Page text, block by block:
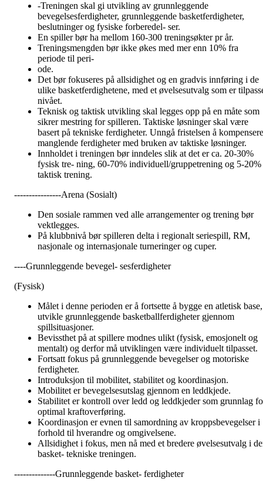
-Treningen skal gi utvikling av grunnleggende
bevegelsesferdigheter, grunnleggende basketferdigheter,
beslutninger og fysiske forberedel- ser.
En spiller bør ha mellom 160-300 treningsøkter pr år.
Treningsmengden bør ikke økes med mer enn 10% fra
periode til peri-
ode.
Det bør fokuseres på allsidighet og en gradvis innføring i de
ulike basketferdighetene, med et øvelsesutvalg som er
nivået.
Teknisk og taktisk utvikling skal legges opp på en måte som
sikrer mestring for spilleren. Taktiske løsninger skal være
basert på tekniske ferdigheter. Unngå fristelsen å kompensere
manglende ferdigheter med bruken av taktiske løsninger.
Innholdet i treningen bør inndeles slik at det er ca. 20-30%
fysisk tre- ning, 60-70% individuell/gruppetrening og 5-20%
taktisk trening.
----------------Arena (Sosialt)
Den sosiale rammen ved alle arrangementer og trening bør
vektlegges.
På klubbnivå bør spilleren delta i regionalt seriespill, RM,
nasjonale og internasjonale turneringer og cuper.
----Grunnleggende bevegel- sesferdigheter
(Fysisk)
Målet i denne perioden er å fortsette å bygge en atletisk base,
utvikle grunnleggende basketballferdigheter gjennom
spillsituasjoner.
Bevissthet på at spillere modnes ulikt (fysisk, emosjonelt og
mentalt) og derfor må utviklingen være individuelt tilpasset.
Fortsatt fokus på grunnleggende bevegelser og motoriske
ferdigheter.
Introduksjon til mobilitet, stabilitet og koordinasjon.
Mobilitet er bevegelsesutslag gjennom en leddkjede.
Stabilitet er kontroll over ledd og leddkjeder som grunnlag
optimal kraftoverføring.
Koordinasjon er evnen til samordning av kroppsbevegelser i
forhold til hverandre og omgivelsene.
Allsidighet i fokus, men nå med et bredere øvelsesutvalg i
basket- tekniske treningen.
--------------Grunnleggende basket- ferdigheter